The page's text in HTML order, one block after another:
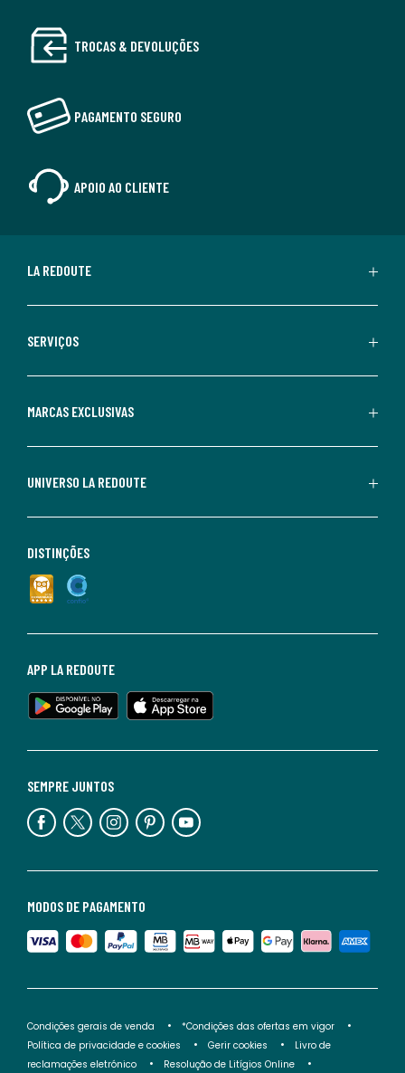
TROCAS & DEVOLUÇÕES
PAGAMENTO SEGURO
APOIO AO CLIENTE
LA REDOUTE
SERVIÇOS
MARCAS EXCLUSIVAS
UNIVERSO LA REDOUTE
MODOS DE PAGAMENTO
SEMPRE JUNTOS
APP LA REDOUTE
DISTINÇÕES
Condições gerais de venda
*Condições das ofertas em vigor
Política de privacidade e cookies
Gerir cookies
Livro de
reclamações eletrónico
Resolução de Litígios Online